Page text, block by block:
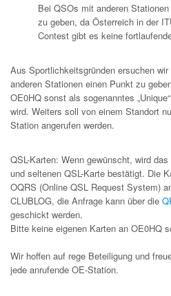
Bei QSOs mit anderen
zu geben, da Österreich in der
Contest gibt es keine
Aus Sportlichkeitsgründen ersuchen
anderen Stationen einen Punkt zu
OE0HQ sonst als sogenanntes
wird. Weiters soll von einem Standort
Station angerufen werden.
QSL-Karten: Wenn gewünscht, wird
und seltenen QSL-Karte bestätigt. Die
OQRS (Online QSL Request System)
CLUBLOG, die Anfrage kann über die
geschickt werden.
Bitte keine eigenen Karten an OE0HQ
Wir hoffen auf rege Beteiligung und
jede anrufende OE-Station.